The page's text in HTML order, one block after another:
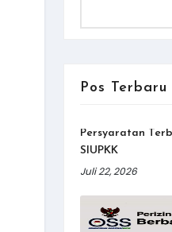
Pos Terbaru
Persyaratan
SIUPKK
Juli 22, 2026